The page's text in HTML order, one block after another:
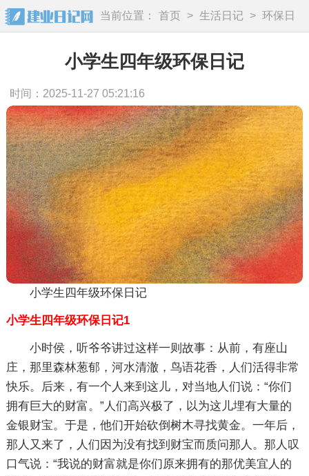
当前位置： 首页 > 生活日记 > 环保日
记
小学生四年级环保日记
时间：2025-11-27 05:21:16
小学生四年级环保日记
小学生四年级环保日记1
小时侯，听爷爷讲过这样一则故事：从前，有座山
庄，那里森林葱郁，河水清澈，鸟语花香，人们活得非常
快乐。后来，有一个人来到这儿，对当地人们说：“你们
拥有巨大的财富。”人们高兴极了，以为这儿埋有大量的
金银财宝。于是，他们开始砍倒树木寻找黄金。一年后，
那人又来了，人们因为没有找到财宝而质问那人。那人叹
口气说：“我说的财富就是你们原来拥有的那优美宜人的